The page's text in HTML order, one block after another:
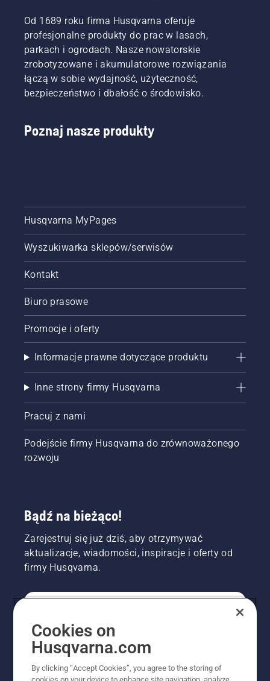
Od 1689 roku firma Husqvarna oferuje
profesjonalne produkty do prac w lasach,
parkach i ogrodach. Nasze nowatorskie
zrobotyzowane i akumulatorowe rozwiązania
łączą w sobie wydajność, użyteczność,
bezpieczeństwo i dbałość o środowisko.
Poznaj nasze produkty
Husqvarna MyPages
Wyszukiwarka sklepów/serwisów
Kontakt
Biuro prasowe
Promocje i oferty
Informacje prawne dotyczące produktu
Inne strony firmy Husqvarna
Pracuj z nami
Podejście firmy Husqvarna do zrównoważonego
rozwoju
Bądź na bieżąco!
Zarejestruj się już dziś, aby otrzymywać
aktualizacje, wiadomości, inspiracje i oferty od
firmy Husqvarna.
PROFESJONALISTA
Cookies on
Husqvarna.com
By clicking “Accept Cookies”, you agree to the storing of